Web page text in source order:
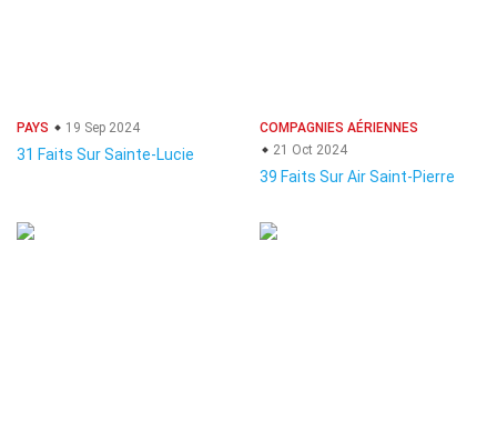
PAYS 19 Sep 2024
31 Faits Sur Sainte-Lucie
COMPAGNIES AÉRIENNES
21 Oct 2024
39 Faits Sur Air Saint-Pierre